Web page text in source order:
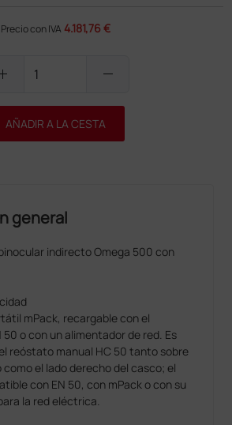
Precio con IVA 4.181,76 €
remove
AÑADIR A LA CESTA
general
indirecto Omega 500 con
mPack, recargable con el
50 o con un alimentador de red. Es
reóstato manual HC 50 tanto sobre
como el lado derecho del casco; el
con EN 50, con mPack o con su
la red eléctrica.